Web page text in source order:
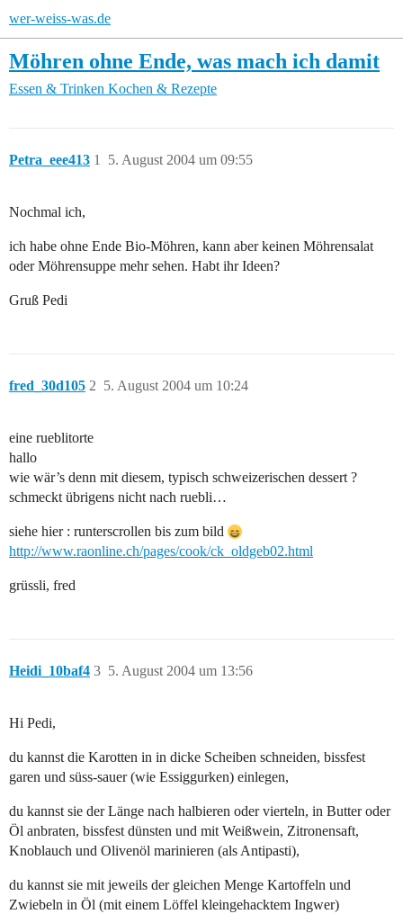
wer-weiss-was.de
Möhren ohne Ende, was mach ich damit
Essen & Trinken Kochen & Rezepte
Petra_eee413 5. August 2004 um 09:55
1
Nochmal ich,
ich habe ohne Ende Bio-Möhren, kann aber keinen Möhrensalat
oder Möhrensuppe mehr sehen. Habt ihr Ideen?
Gruß Pedi
fred_30d105 5. August 2004 um 10:24
2
eine rueblitorte
hallo
wie wär’s denn mit diesem, typisch schweizerischen dessert ?
schmeckt übrigens nicht nach ruebli…
siehe hier : runterscrollen bis zum bild
http://www.raonline.ch/pages/cook/ck_oldgeb02.html
grüssli, fred
Heidi_10baf4 5. August 2004 um 13:56
3
Hi Pedi,
du kannst die Karotten in in dicke Scheiben schneiden, bissfest
garen und süss-sauer (wie Essiggurken) einlegen,
du kannst sie der Länge nach halbieren oder vierteln, in Butter oder
Öl anbraten, bissfest dünsten und mit Weißwein, Zitronensaft,
Knoblauch und Olivenöl marinieren (als Antipasti),
du kannst sie mit jeweils der gleichen Menge Kartoffeln und
Zwiebeln in Öl (mit einem Löffel kleingehacktem Ingwer)